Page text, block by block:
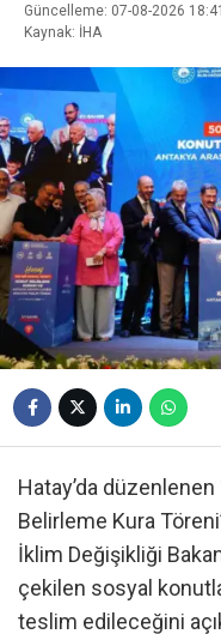
Güncelleme: 07-08-2026 18:41
Kaynak: İHA
Hatay’da düzenlenen
Belirleme Kura
İklim Değişikliği
çekilen sosyal
teslim edileceğini